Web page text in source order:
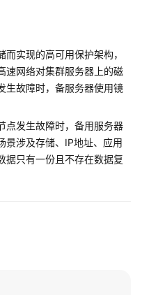
实现的高可用保护架构，
速网络对集群服务器上的磁
生故障时，备服务器使用镜
点发生故障时，备用服务器
景涉及存储、IP地址、应用
据只有一份且不存在数据复